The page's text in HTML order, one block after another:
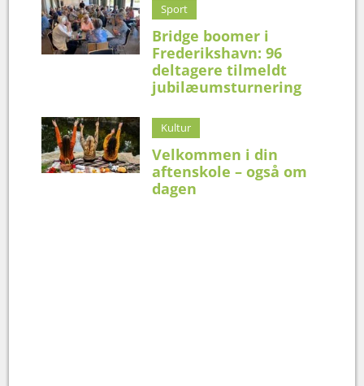
Sport
Bridge boomer i
Frederikshavn: 96
deltagere tilmeldt
jubilæumsturnering
Kultur
Velkommen i din
aftenskole – også om
dagen